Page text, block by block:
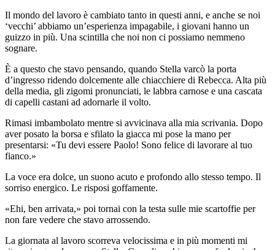
Il mondo del lavoro è cambiato tanto in questi anni, e anche se noi
‘vecchi’ abbiamo un’esperienza impagabile, i giovani hanno un
guizzo in più. Una scintilla che noi non ci possiamo nemmeno
sognare.
È a questo che stavo pensando, quando Stella varcò la porta
d’ingresso ridendo dolcemente alle chiacchiere di Rebecca. Alta più
della media, gli zigomi pronunciati, le labbra carnose e una cascata
di capelli castani ad adornarle il volto.
Rimasi imbambolato mentre si avvicinava alla mia scrivania. Dopo
aver posato la borsa e sfilato la giacca mi pose la mano per
presentarsi: «Tu devi essere Paolo! Sono felice di lavorare al tuo
fianco.»
La voce era dolce, un suono acuto e profondo allo stesso tempo. Il
sorriso energico. Le risposi goffamente.
«Ehi, ben arrivata,» poi tornai con la testa sulle mie scartoffie per
non fare vedere che stavo arrossendo.
La giornata al lavoro scorreva velocissima e in più momenti mi